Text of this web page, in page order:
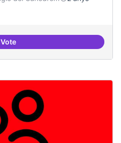
Vote20 projectes residents